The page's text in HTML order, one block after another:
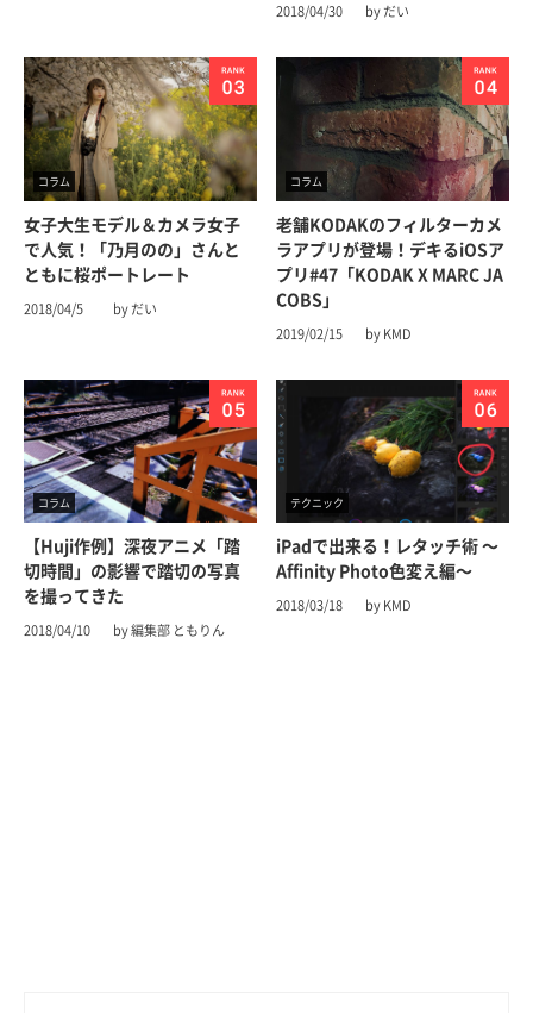
2018/04/30 by だい
コラム
女子大生モデル＆カメラ女子
で人気！「乃月のの」さんと
ともに桜ポートレート
2018/04/5 by だい
コラム
老舗KODAKのフィルターカメ
ラアプリが登場！デキるiOSア
プリ#47「KODAK X MARC JA
COBS」
2019/02/15 by KMD
コラム
【Huji作例】深夜アニメ「踏
切時間」の影響で踏切の写真
を撮ってきた
2018/04/10 by 編集部 ともりん
テクニック
iPadで出来る！レタッチ術 〜
Affinity Photo色変え編〜
2018/03/18 by KMD